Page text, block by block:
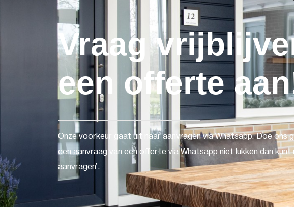
Vraag
een offerte
Onze voorkeur gaat uit naar aanvragen via Whatsapp. Doe
een aanvraag van een offerte via Whatsapp niet lukken dan
aanvragen'.